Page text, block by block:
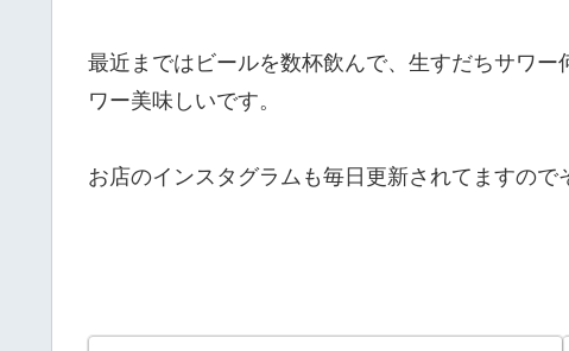
最近まではビールを数杯飲んで、生すだちサワ
ワー美味しいです。
お店のインスタグラムも毎日更新されてますの